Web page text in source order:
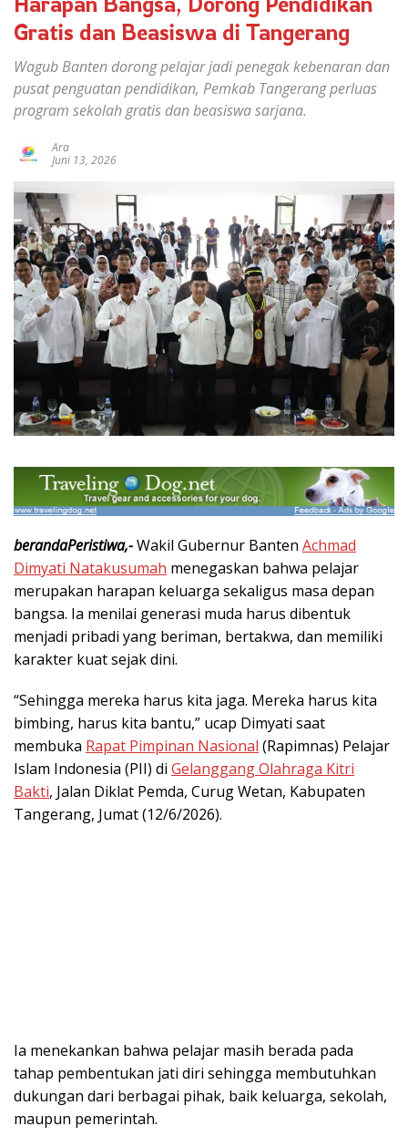
Gratis dan Beasiswa di Tangerang
Wagub Banten dorong pelajar jadi penegak kebenaran dan
pusat penguatan pendidikan, Pemkab Tangerang perluas
program sekolah gratis dan beasiswa sarjana.
Ara
Juni 13, 2026
berandaPeristiwa,-Wakil Gubernur Banten Achmad
Dimyati Natakusumah menegaskan bahwa pelajar
merupakan harapan keluarga sekaligus masa depan
bangsa. Ia menilai generasi muda harus dibentuk
menjadi pribadi yang beriman, bertakwa, dan memiliki
karakter kuat sejak dini.
“Sehingga mereka harus kita jaga. Mereka harus kita
bimbing, harus kita bantu,” ucap Dimyati saat
membuka Rapat Pimpinan Nasional (Rapimnas) Pelajar
Islam Indonesia (PII) di Gelanggang Olahraga Kitri
Bakti, Jalan Diklat Pemda, Curug Wetan, Kabupaten
Tangerang, Jumat (12/6/2026).
Ia menekankan bahwa pelajar masih berada pada
tahap pembentukan jati diri sehingga membutuhkan
dukungan dari berbagai pihak, baik keluarga, sekolah,
maupun pemerintah.